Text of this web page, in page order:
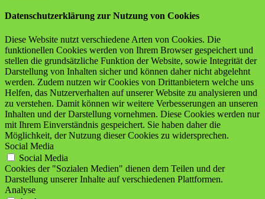
Datenschutzerklärung zur Nutzung von Cookies
Diese Website nutzt verschiedene Arten von Cookies. Die
funktionellen Cookies werden von Ihrem Browser gespeichert und
stellen die grundsätzliche Funktion der Website, sowie Integrität der
Darstellung von Inhalten sicher und können daher nicht abgelehnt
werden. Zudem nutzen wir Cookies von Drittanbietern welche uns
Helfen, das Nutzerverhalten auf unserer Website zu analysieren und
zu verstehen. Damit können wir weitere Verbesserungen an unseren
Inhalten und der Darstellung vornehmen. Diese Cookies werden nur
mit Ihrem Einverständnis gespeichert. Sie haben daher die
Möglichkeit, der Nutzung dieser Cookies zu widersprechen.
Social Media
Social Media
Cookies der "Sozialen Medien" dienen dem Teilen und der
Darstellung unserer Inhalte auf verschiedenen Plattformen.
Analyse